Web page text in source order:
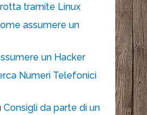
tramite Linux
assumere un
un Hacker
Numeri Telefonici
Consigli da parte di un